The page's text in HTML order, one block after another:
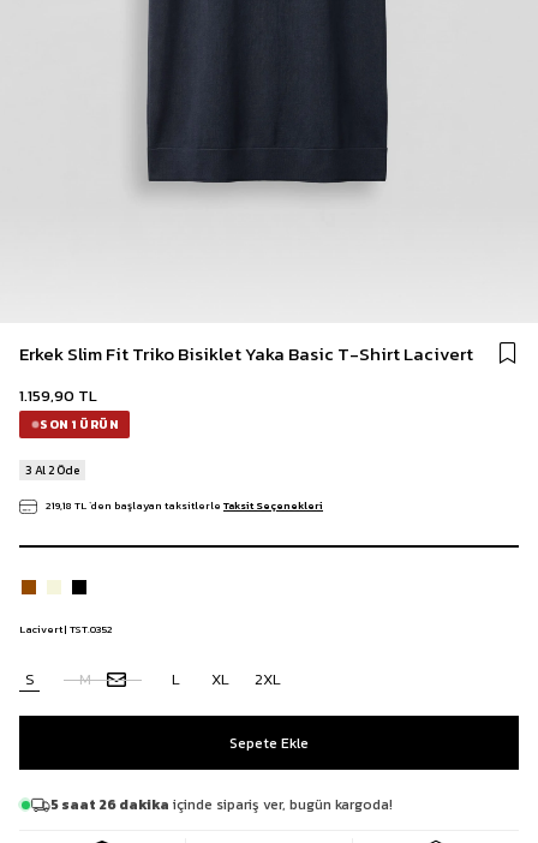
Erkek Slim Fit Triko Bisiklet Yaka Basic T-Shirt Lacivert
1.159,90 TL
SON 1 ÜRÜN
3 Al 2 Öde
219,18 TL`den başlayan taksitlerle Taksit Seçenekleri
Lacivert | TST.0352
S M L XL 2XL
5 saat 26 dakika içinde sipariş ver, bugün kargoda!